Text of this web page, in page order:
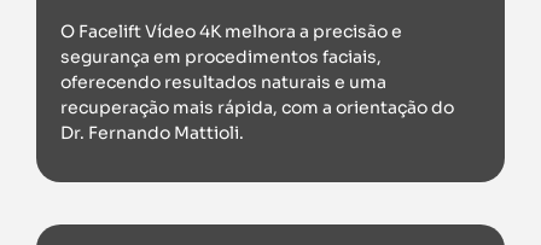
O Facelift Vídeo 4K melhora a precisão e
segurança em procedimentos faciais,
oferecendo resultados naturais e uma
recuperação mais rápida, com a orientação do
Dr. Fernando Mattioli.